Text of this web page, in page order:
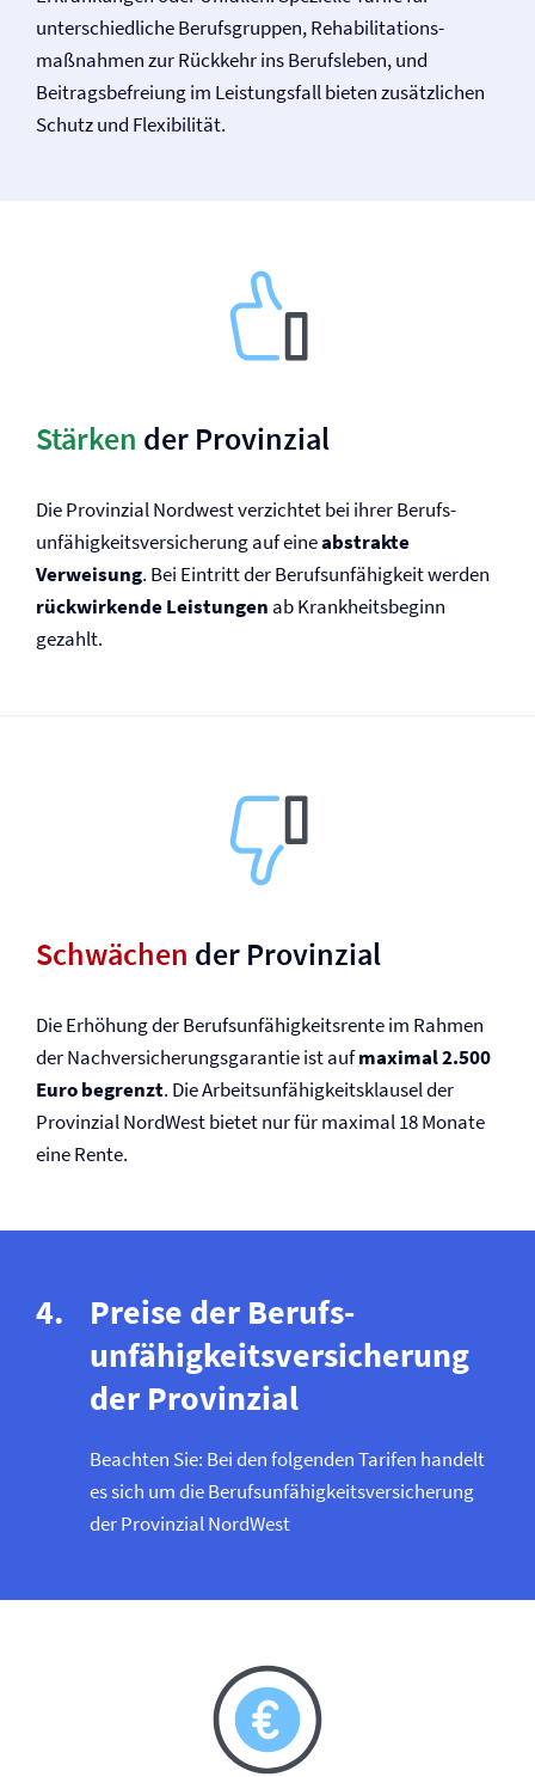
unterschiedliche Berufsgruppen, Rehabilitations­
maßnahmen zur Rückkehr ins Berufsleben, und
Beitragsbefreiung im Leistungsfall bieten zusätzlichen
Schutz und Flexibilität.
Stärken der Provinzial
Die Provinzial Nordwest verzichtet bei ihrer Berufs­
unfähigkeits­versicherung auf eineabstrakte
Verweisung. Bei Eintritt der Berufs­unfähigkeit werden
rückwirkende Leistungen ab Krankheits­beginn
gezahlt.
Schwächen der Provinzial
Die Erhöhung der Berufs­unfähigkeitsrente im Rahmen
der Nach­versicherungsgarantie ist aufmaximal 2.500
Euro begrenzt. Die Arbeitsunfähigkeitsklausel der
Provinzial NordWest bietet nur für maximal 18 Monate
eine Rente.
Preise der Berufs­
unfähigkeits­versicherung
der Provinzial
Beachten Sie: Bei den folgenden Tarifen handelt
es sich um die Berufs­unfähigkeits­versicherung
der Provinzial NordWest